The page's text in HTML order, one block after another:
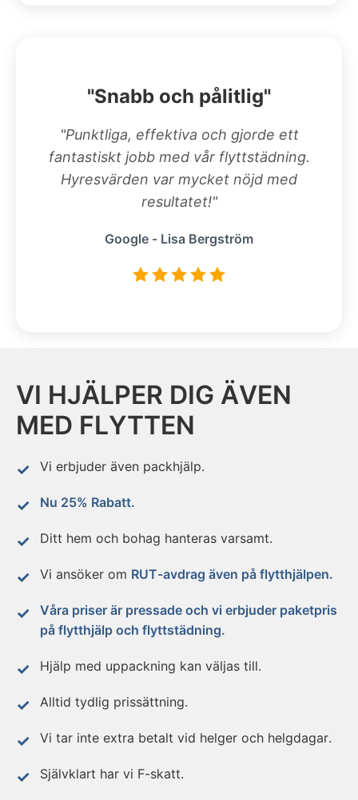
"Snabb och pålitlig"
"Punktliga, effektiva och gjorde ett
fantastiskt jobb med vår flyttstädning.
Hyresvärden var mycket nöjd med
resultatet!"
Google - Lisa Bergström
VI HJÄLPER DIG ÄVEN
MED FLYTTEN
Vi erbjuder även packhjälp.
Nu 25% Rabatt.
Ditt hem och bohag hanteras varsamt.
Vi ansöker om RUT-avdrag även på flytthjälpen.
Våra priser är pressade och vi erbjuder paketpris
på flytthjälp och flyttstädning.
Hjälp med uppackning kan väljas till.
Alltid tydlig prissättning.
Vi tar inte extra betalt vid helger och helgdagar.
Självklart har vi F-skatt.